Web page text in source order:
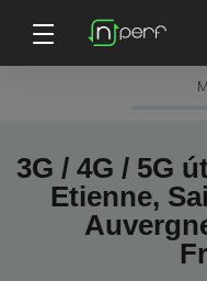
3G / 4G / 5G
Etienne,